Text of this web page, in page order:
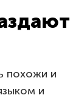
похожи и
и